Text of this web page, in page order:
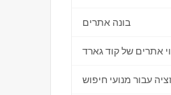
בונה אתרים
אתרים של קוד גארד